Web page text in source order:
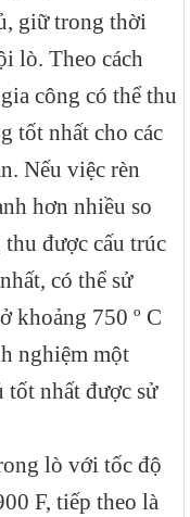
giữ trong thời
lò. Theo cách
công có thể thu
tốt nhất cho các
Nếu việc rèn
hơn nhiều so
được cấu trúc
có thể sử
khoảng 750 º C
nghiệm một
nhất được sử
lò với tốc độ
F, tiếp theo là